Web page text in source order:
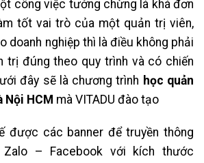
công việc tưởng chừng là khá đơn
tốt vai trò của một quản trị viên,
doanh nghiệp thì là điều không phải
trị đúng theo quy trình và có chiến
đây sẽ là chương trình học quản
Nội HCM mà VITADU đào tạo
được các banner để truyền thông
– Facebook với kích thước